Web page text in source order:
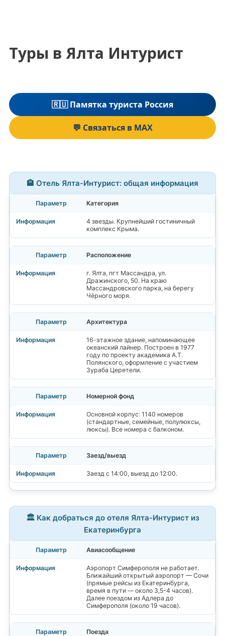
Туры в Ялта Интурист
🇷🇺 Памятка туриста Россия
💬 Связаться в MAX
🏨 Отель Ялта-Интурист: общая информация
Категория
4 звезды. Крупнейший гостиничный
комплекс Крыма.
Расположение
г. Ялта, пгт Массандра, ул.
Дражинского, 50. На краю
Массандровского парка, на берегу
Чёрного моря.
Архитектура
16-этажное здание, напоминающее
океанский лайнер. Построен в 1977
году по проекту академика А.Т.
Полянского, оформление с участием
Зураба Церетели.
Номерной фонд
Основной корпус: 1140 номеров
(стандартные, семейные, полулюксы,
люксы). Все номера с балконом.
Заезд/выезд
Заезд с 14:00, выезд до 12:00.
🏛️ Как добраться до отеля Ялта-Интурист из
Екатеринбурга
Авиасообщение
Аэропорт Симферополя не работает.
Ближайший открытый аэропорт — Сочи
(прямые рейсы из Екатеринбурга,
время в пути — около 3,5-4 часов).
Далее поездом из Адлера до
Симферополя (около 19 часов).
Поезда